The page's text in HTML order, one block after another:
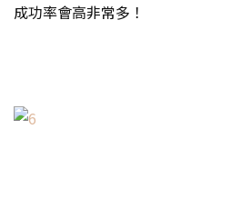
成功率會高非常多！